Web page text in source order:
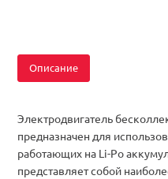
Описание
Электродвигатель
предназначен для
работающих на Li-Po
представляет собой